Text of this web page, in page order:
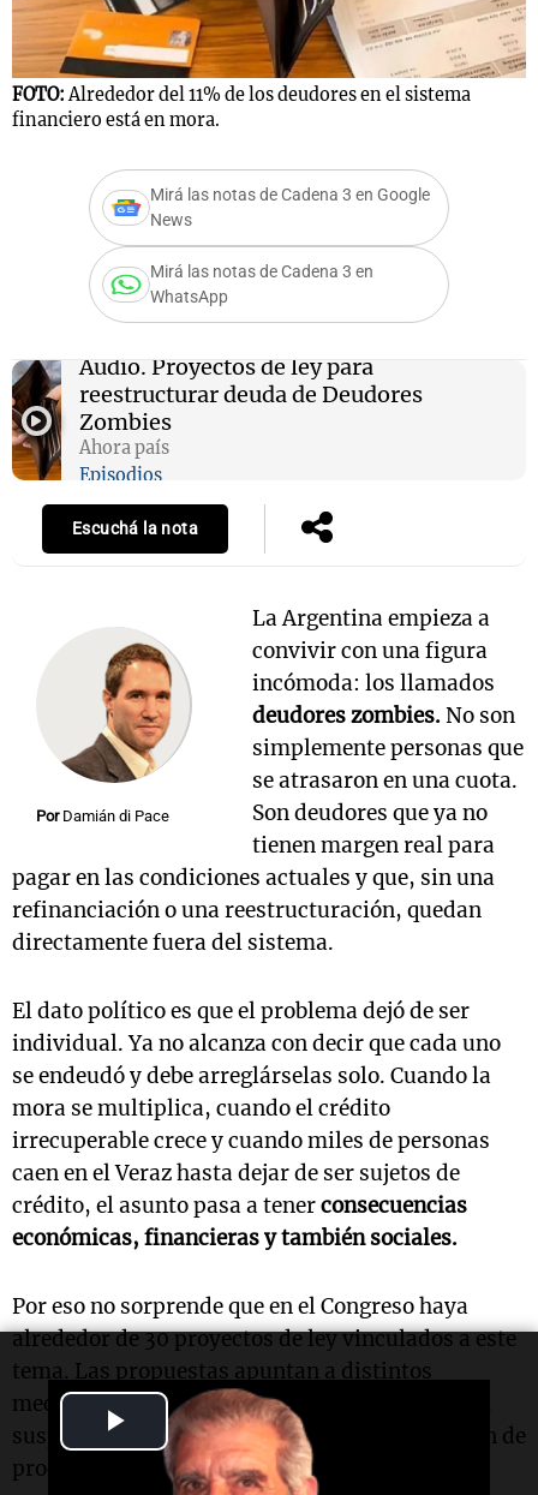
Play
Video
FOTO:Alrededor del 11% de los deudores en el sistema
financiero está en mora.
Mirá las notas de Cadena 3 en Google
News
Mirá las notas de Cadena 3 en
WhatsApp
Audio. Proyectos de ley para
reestructurar deuda de Deudores
Zombies
Ahora país
Episodios
Escuchá la nota
Por Damián di Pace
La Argentina empieza a
convivir con una figura
incómoda: los llamados
deudores zombies. No son
simplemente personas que
se atrasaron en una cuota.
Son deudores que ya no
tienen margen real para
pagar en las condiciones actuales y que, sin una
refinanciación o una reestructuración, quedan
directamente fuera del sistema.
El dato político es que el problema dejó de ser
individual. Ya no alcanza con decir que cada uno
se endeudó y debe arreglárselas solo. Cuando la
mora se multiplica, cuando el crédito
irrecuperable crece y cuando miles de personas
caen en el Veraz hasta dejar de ser sujetos de
crédito, el asunto pasa a tenerconsecuencias
económicas, financieras y también sociales.
Por eso no sorprende que en el Congreso haya
alrededor de 30 proyectos de ley vinculados a este
tema. Las propuestas apuntan a distintos
mecanismos: condonación parcial de intereses,
suspensión de embargos y ejecuciones, creación de
procedimientos administrativos gratuitos y la